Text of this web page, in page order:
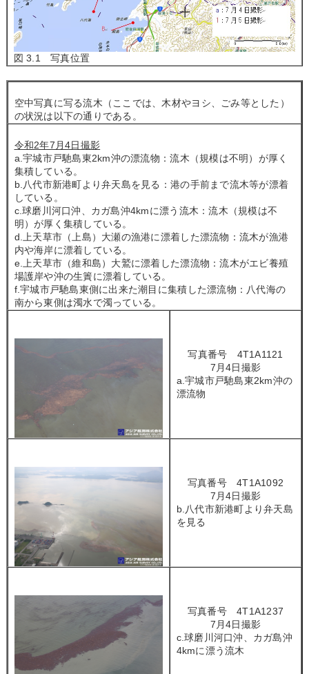
図 3.1 写真位置
空中写真に写る流木（ここでは、木材やヨシ、ごみ等とした）
の状況は以下の通りである。
令和2年7月4日撮影
a.宇城市戸馳島東2km沖の漂流物：流木（規模は不明）が厚く
集積している。
b.八代市新港町より弁天島を見る：港の手前まで流木等が漂着
している。
c.球磨川河口沖、カガ島沖4kmに漂う流木：流木（規模は不
明）が厚く集積している。
d.上天草市（上島）大瀬の漁港に漂着した漂流物：流木が漁港
内や海岸に漂着している。
e.上天草市（維和島）大鷲に漂着した漂流物：流木がエビ養殖
場護岸や沖の生簀に漂着している。
f.宇城市戸馳島東側に出来た潮目に集積した漂流物：八代海の
南から東側は濁水で濁っている。
写真番号 4T1A1121
7月4日撮影
a.宇城市戸馳島東2km沖の
漂流物
写真番号 4T1A1092
7月4日撮影
b.八代市新港町より弁天島
を見る
写真番号 4T1A1237
7月4日撮影
c.球磨川河口沖、カガ島沖
4kmに漂う流木